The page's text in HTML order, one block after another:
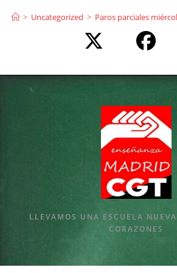
> Uncategorized > Paros parciales
LLEVAMOS UNA ESCUELA
CORAZONES